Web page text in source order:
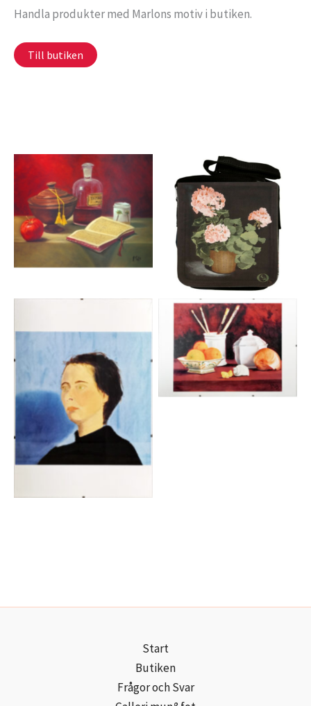
Handla produkter med Marlons motiv i butiken.
Till butiken
Start
Butiken
Frågor och Svar